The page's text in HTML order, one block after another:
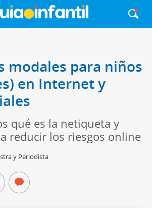
modales para niños
en Internet y
qué es la netiqueta y
reducir los riesgos online
y Periodista